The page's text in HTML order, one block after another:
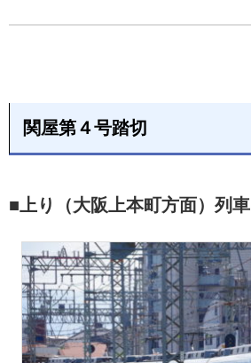
関屋第４号踏切
■上り（大阪上本町方面）列車